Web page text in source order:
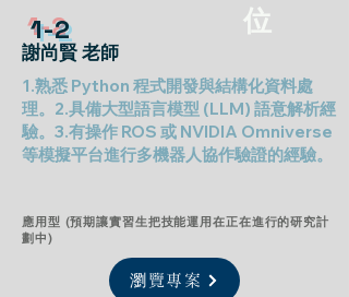
1-2 位
謝尚賢 老師
1.熟悉 Python 程式開發與結構化資料處
理。2.具備大型語言模型 (LLM) 語意解析經
驗。3.有操作 ROS 或 NVIDIA Omniverse
等模擬平台進行多機器人協作驗證的經驗。
應用型 (預期讓實習生把技能運用在正在進行的研究計
劃中)
瀏覽專案